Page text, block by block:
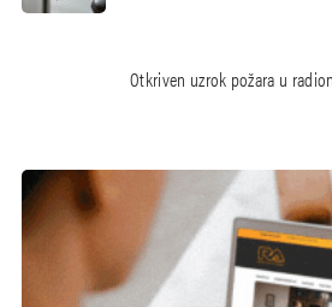
Otkriven uzrok požara u